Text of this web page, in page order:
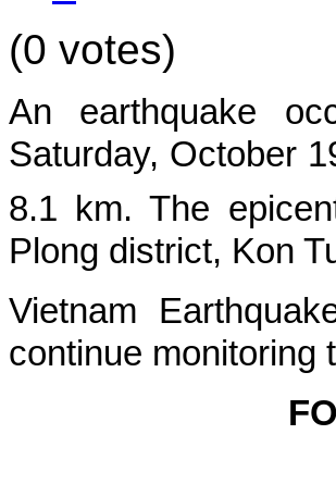
(0 votes)
An earthquake
Saturday, October
8.1 km. The
Plong district, Kon
Vietnam
continue monitoring